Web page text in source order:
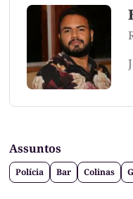
Assuntos
Polícia Bar Colinas